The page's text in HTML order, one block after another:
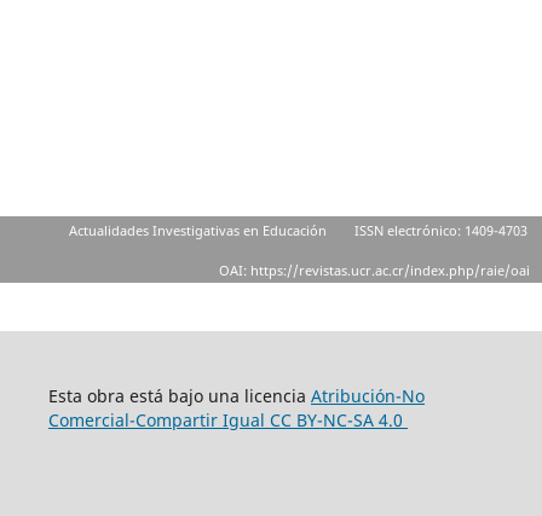
Actualidades Investigativas en Educación ISSN electrónico: 1409-4703
OAI: https://revistas.ucr.ac.cr/index.php/raie/oai
Esta obra está bajo una licencia Atribución-No
Comercial-Compartir Igual CC BY-NC-SA 4.0